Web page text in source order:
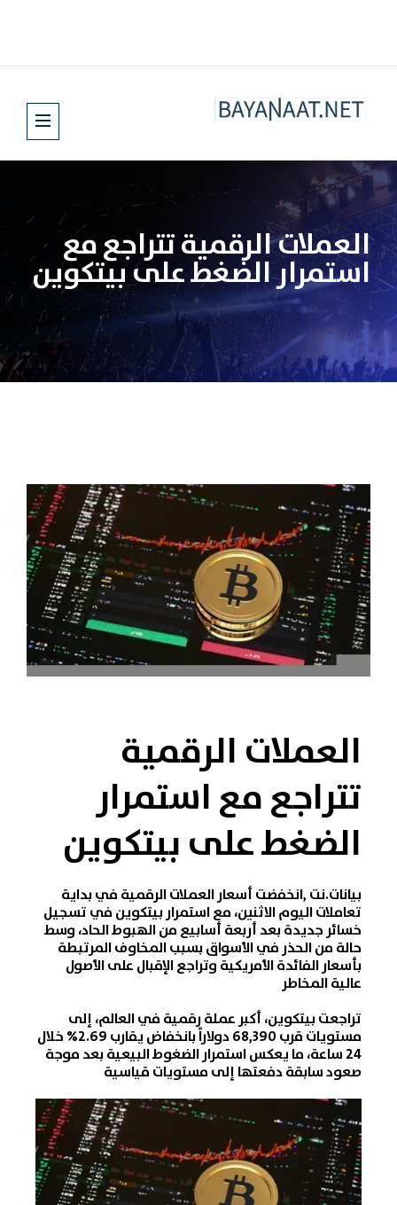
العملات الرقمية تتراجع مع
استمرار الضغط على بيتكوين
العملات الرقمية
تتراجع مع استمرار
الضغط على بيتكوين
بيانات.نت,انخفضت أسعارالعملات الرقميةفي بداية
تعاملات اليوم الاثنين، مع استمرار بيتكوين في تسجيل
خسائر جديدة بعد أربعة أسابيع من الهبوط الحاد، وسط
حالة من الحذر في الأسواق بسبب المخاوف المرتبطة
بأسعار الفائدة الأمريكية وتراجع الإقبال على الأصول
عالية المخاطر
تراجعتبيتكوين، أكبر عملة رقمية في العالم، إلى
مستويات قرب 68,390 دولاراً بانخفاض يقارب 2.69% خلال
24 ساعة، ما يعكس استمرار الضغوط البيعية بعد موجة
صعود سابقة دفعتها إلى مستويات قياسية